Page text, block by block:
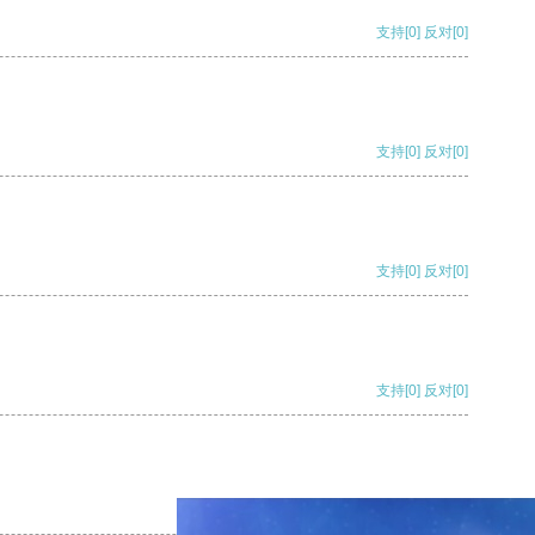
支持[0] 反对[0]
支持[0] 反对[0]
支持[0] 反对[0]
支持[0] 反对[0]